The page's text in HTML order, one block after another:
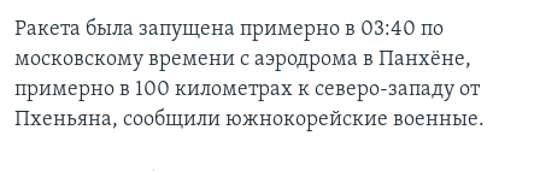
Ракета была запущена примерно в 03:40 по
московскому времени с аэродрома в Панхёне,
примерно в 100 километрах к северо-западу от
Пхеньяна, сообщили южнокорейские военные.